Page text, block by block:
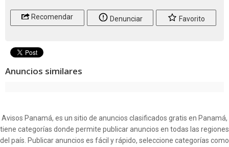
Recomendar Denunciar Favorito
Anuncios similares
Avisos Panamá, es un sitio de anuncios clasificados gratis en Panamá,
tiene categorías donde permite publicar anuncios en todas las regiones
del país. Publicar anuncios es fácil y rápido, seleccione categorías como